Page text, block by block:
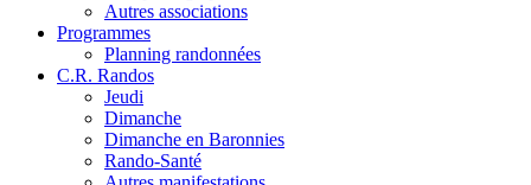
Autres associations
Programmes
Planning randonnées
C.R. Randos
Jeudi
Dimanche
Dimanche en Baronnies
Rando-Santé